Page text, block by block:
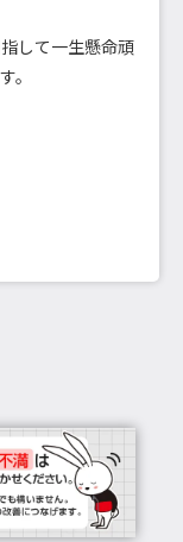
して一生懸命頑
。